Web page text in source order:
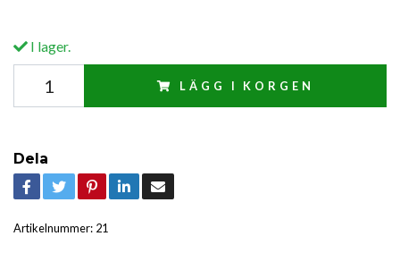
I lager.
LÄGG I KORGEN
Dela
Artikelnummer: 21